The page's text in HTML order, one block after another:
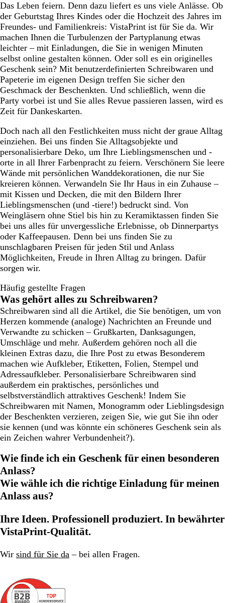
Das Leben feiern. Denn dazu liefert es uns viele Anlässe. Ob
der Geburtstag Ihres Kindes oder die Hochzeit des Jahres im
Freundes- und Familienkreis: VistaPrint ist für Sie da. Wir
machen Ihnen die Turbulenzen der Partyplanung etwas
leichter – mit Einladungen, die Sie in wenigen Minuten
selbst online gestalten können. Oder soll es ein originelles
Geschenk sein? Mit benutzerdefinierten Schreibwaren und
Papeterie im eigenen Design treffen Sie sicher den
Geschmack der Beschenkten. Und schließlich, wenn die
Party vorbei ist und Sie alles Revue passieren lassen, wird es
Zeit für Dankeskarten.
Doch nach all den Festlichkeiten muss nicht der graue Alltag
einziehen. Bei uns finden Sie Alltagsobjekte und
personalisierbare Deko, um Ihre Lieblingsmenschen und -
orte in all Ihrer Farbenpracht zu feiern. Verschönern Sie leere
Wände mit persönlichen Wanddekorationen, die nur Sie
kreieren können. Verwandeln Sie Ihr Haus in ein Zuhause –
mit Kissen und Decken, die mit den Bildern Ihrer
Lieblingsmenschen (und -tiere!) bedruckt sind. Von
Weingläsern ohne Stiel bis hin zu Keramiktassen finden Sie
bei uns alles für unvergessliche Erlebnisse, ob Dinnerpartys
oder Kaffeepausen. Denn bei uns finden Sie zu
unschlagbaren Preisen für jeden Stil und Anlass
Möglichkeiten, Freude in Ihren Alltag zu bringen. Dafür
sorgen wir.
Häufig gestellte Fragen
Was gehört alles zu Schreibwaren?
Schreibwaren sind all die Artikel, die Sie benötigen, um von
Herzen kommende (analoge) Nachrichten an Freunde und
Verwandte zu schicken – Grußkarten, Danksagungen,
Umschläge und mehr. Außerdem gehören noch all die
kleinen Extras dazu, die Ihre Post zu etwas Besonderem
machen wie Aufkleber, Etiketten, Folien, Stempel und
Adressaufkleber. Personalisierbare Schreibwaren sind
außerdem ein praktisches, persönliches und
selbstverständlich attraktives Geschenk! Indem Sie
Schreibwaren mit Namen, Monogramm oder Lieblingsdesign
der Beschenkten verzieren, zeigen Sie, wie gut Sie ihn oder
sie kennen (und was könnte ein schöneres Geschenk sein als
ein Zeichen wahrer Verbundenheit?).
Wie finde ich ein Geschenk für einen besonderen
Anlass?
Wie wähle ich die richtige Einladung für meinen
Anlass aus?
Ihre Ideen. Professionell produziert. In bewährter
VistaPrint-Qualität.
Wir sind für Sie da – bei allen Fragen.